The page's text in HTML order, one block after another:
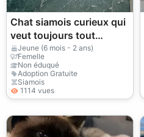
Chat siamois curieux qui
veut toujours tout
observer
Jeune (6 mois - 2 ans)
Femelle
Non éduqué
Adoption Gratuite
Siamois
1114 vues